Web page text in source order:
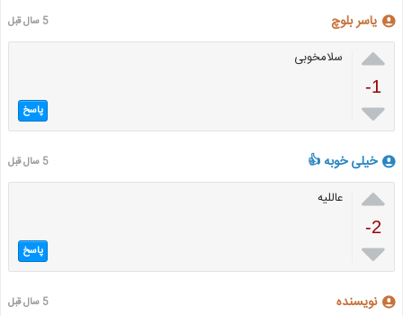
یاسر بلوچ 5 سال قبل

-1

سلامخوبی
پاسخ
خیلی خوبه 👍 5 سال قبل

-2

عاللیه
پاسخ
نویسنده 5 سال قبل